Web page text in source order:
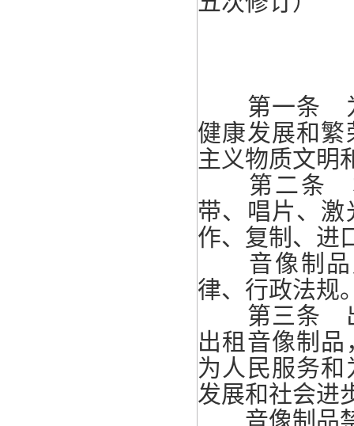
第一条 为
健康发展和
主义物质文明
第二条 本
带、唱片、
作、复制、进
音像制品
律、行政法规
第三条 出
出租音像制
为人民服务
发展和社会进
音像制品禁